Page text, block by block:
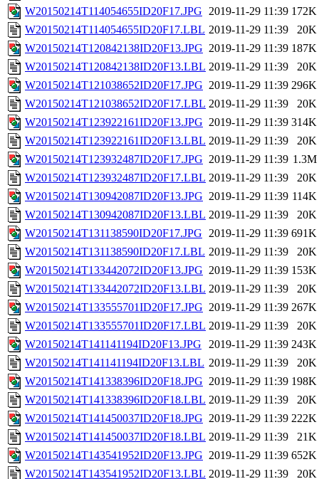
W20150214T114054655ID20F17.JPG 2019-11-29 11:39 172K
W20150214T114054655ID20F17.LBL 2019-11-29 11:39
20K
W20150214T120842138ID20F13.JPG 2019-11-29 11:39 187K
W20150214T120842138ID20F13.LBL 2019-11-29 11:39
20K
W20150214T121038652ID20F17.JPG 2019-11-29 11:39 296K
W20150214T121038652ID20F17.LBL 2019-11-29 11:39
20K
W20150214T123922161ID20F13.JPG 2019-11-29 11:39 314K
W20150214T123922161ID20F13.LBL 2019-11-29 11:39
20K
W20150214T123932487ID20F17.JPG 2019-11-29 11:39 1.3M
W20150214T123932487ID20F17.LBL 2019-11-29 11:39
20K
W20150214T130942087ID20F13.JPG 2019-11-29 11:39 114K
W20150214T130942087ID20F13.LBL 2019-11-29 11:39
20K
W20150214T131138590ID20F17.JPG 2019-11-29 11:39 691K
W20150214T131138590ID20F17.LBL 2019-11-29 11:39
20K
W20150214T133442072ID20F13.JPG 2019-11-29 11:39 153K
W20150214T133442072ID20F13.LBL 2019-11-29 11:39
20K
W20150214T133555701ID20F17.JPG 2019-11-29 11:39 267K
W20150214T133555701ID20F17.LBL 2019-11-29 11:39
20K
W20150214T141141194ID20F13.JPG
2019-11-29 11:39 243K
W20150214T141141194ID20F13.LBL 2019-11-29 11:39
20K
W20150214T141338396ID20F18.JPG 2019-11-29 11:39 198K
W20150214T141338396ID20F18.LBL 2019-11-29 11:39
20K
W20150214T141450037ID20F18.JPG 2019-11-29 11:39 222K
W20150214T141450037ID20F18.LBL 2019-11-29 11:39
21K
W20150214T143541952ID20F13.JPG 2019-11-29 11:39 652K
W20150214T143541952ID20F13.LBL 2019-11-29 11:39
20K